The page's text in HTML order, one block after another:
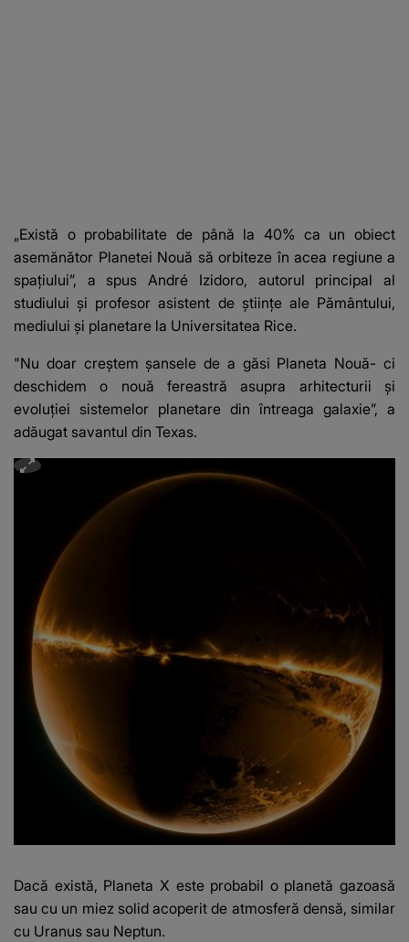
„Există o probabilitate de până la 40% ca un obiect
asemănător Planetei Nouă să orbiteze în acea regiune a
spațiului”, a spus André Izidoro, autorul principal al
studiului și profesor asistent de științe ale Pământului,
mediului și planetare la Universitatea Rice.
"Nu doar creștem șansele de a găsi Planeta Nouă- ci
deschidem o nouă fereastră asupra arhitecturii și
evoluției sistemelor planetare din întreaga galaxie”, a
adăugat savantul din Texas.
Dacă există, Planeta X este probabil o planetă gazoasă
sau cu un miez solid acoperit de atmosferă densă, similar
cu Uranus sau Neptun.